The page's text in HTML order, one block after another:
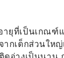
ายุที่เป็นเกณฑ์
ากเด็กส่วนให